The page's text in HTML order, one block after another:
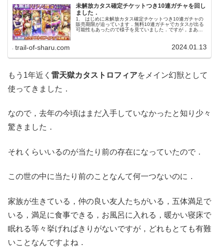
未解放カタス確定チケットつき10連ガチャを回し
ました．
1. はじめに未解放カタス確定チケットつき10連ガチャの
販売期限が迫っています．無料10連ガチャでカタスが出る
可能性もあったので様子を見ていました．ですが，まあ当
trail-of-sharu.com 2024.01.13
もう1年近く 雷天獄カタストロフィアをメイン幻獣として
使ってきました．
なので，去年の今頃はまだ入手していなかったと知り少々
驚きました．
それくらいいるのが当たり前の存在になっていたので．
この世の中に当たり前のことなんて何一つないのに．
家族が生きている，仲の良い友人たちがいる，五体満足で
いる，満足に食事できる，お風呂に入れる，暖かい寝床で
眠れる等々挙げればきりがないですが，どれもとても有難
いことなんですよね．